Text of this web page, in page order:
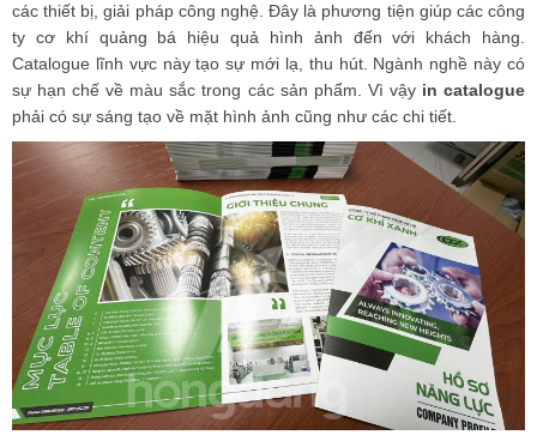
các thiết bị, giải pháp công nghệ. Đây là phương tiện giúp các công
ty cơ khí quảng bá hiệu quả hình ảnh đến với khách hàng.
Catalogue lĩnh vực này tạo sự mới lạ, thu hút. Ngành nghề này có
sự hạn chế về màu sắc trong các sản phẩm. Vì vậy in catalogue
phải có sự sáng tạo về mặt hình ảnh cũng như các chi tiết.